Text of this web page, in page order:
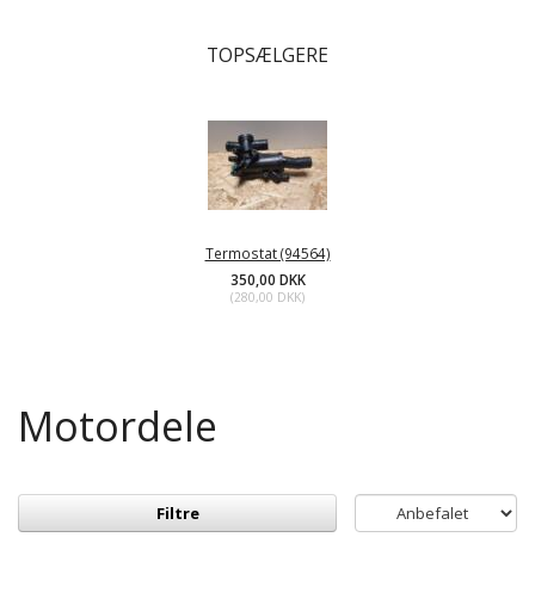
TOPSÆLGERE
Termostat (94564)
350,00 DKK
(280,00 DKK)
Motordele
Filtre